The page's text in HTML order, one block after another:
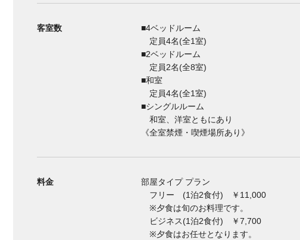
客室数
■4ベッドルーム
定員4名(全1室)
■2ベッドルーム
定員2名(全8室)
■和室
定員4名(全1室)
■シングルルーム
和室、洋室ともにあり
《全室禁煙・喫煙場所あり》
料金
部屋タイプ プラン
フリー (1泊2食付) ￥11,000
※夕食は旬のお料理です。
ビジネス(1泊2食付) ￥7,700
※夕食はお任せとなります。